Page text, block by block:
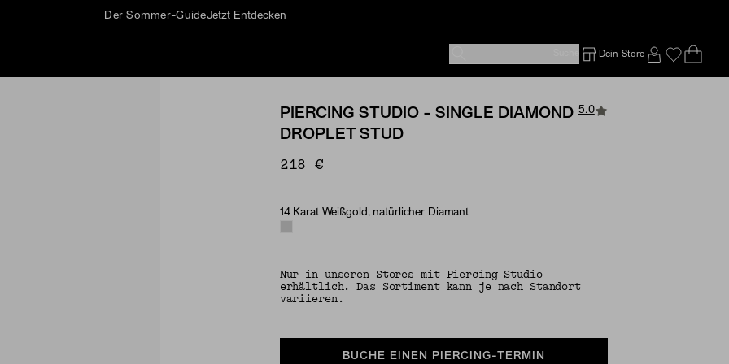
Der Sommer-GuideJetzt Entdecken
Dein Store
PIERCING STUDIO - SINGLE DIAMOND
DROPLET STUD
5.0
218 €
Material & Stone Options
14 Karat Weißgold, natürlicher Diamant
Nur in unseren Stores mit Piercing-Studio
erhältlich. Das Sortiment kann je nach Standort
variieren.
BUCHE EINEN PIERCING-TERMIN